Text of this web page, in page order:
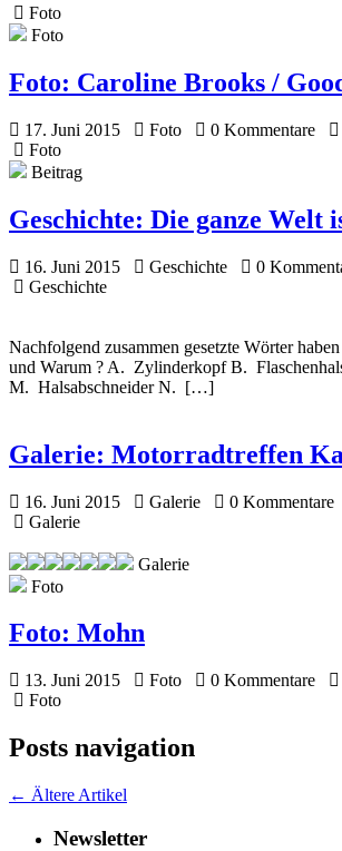
Foto
Foto
Foto: Caroline Brooks /
17. Juni 2015 Foto 0 Kommentare
Foto
Beitrag
Geschichte: Die ganze Welt
16. Juni 2015 Geschichte 0
Geschichte
Nachfolgend zusammen gesetzte Wörter
und Warum ? A. Zylinderkopf B.
M. Halsabschneider N. […]
Galerie: Motorradtreffen
16. Juni 2015 Galerie 0 Kommentare
Galerie
Galerie
Foto
Foto: Mohn
13. Juni 2015 Foto 0 Kommentare
Foto
Posts navigation
← Ältere Artikel
Newsletter